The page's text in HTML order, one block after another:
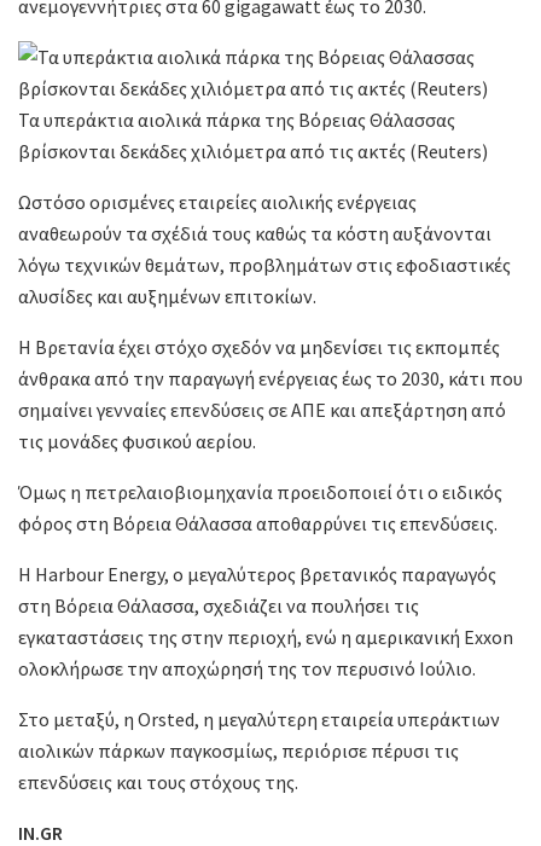
ανεμογεννήτριες στα 60 gigagawatt έως το 2030.
Τα υπεράκτια αιολικά πάρκα της Βόρειας Θάλασσας
βρίσκονται δεκάδες χιλιόμετρα από τις ακτές (Reuters)
Ωστόσο ορισμένες εταιρείες αιολικής ενέργειας
αναθεωρούν τα σχέδιά τους καθώς τα κόστη αυξάνονται
λόγω τεχνικών θεμάτων, προβλημάτων στις εφοδιαστικές
αλυσίδες και αυξημένων επιτοκίων.
Η Βρετανία έχει στόχο σχεδόν να μηδενίσει τις εκπομπές
άνθρακα από την παραγωγή ενέργειας έως το 2030, κάτι που
σημαίνει γενναίες επενδύσεις σε ΑΠΕ και απεξάρτηση από
τις μονάδες φυσικού αερίου.
Όμως η πετρελαιοβιομηχανία προειδοποιεί ότι ο ειδικός
φόρος στη Βόρεια Θάλασσα αποθαρρύνει τις επενδύσεις.
Η Harbour Energy, ο μεγαλύτερος βρετανικός παραγωγός
στη Βόρεια Θάλασσα, σχεδιάζει να πουλήσει τις
εγκαταστάσεις της στην περιοχή, ενώ η αμερικανική Exxon
ολοκλήρωσε την αποχώρησή της τον περυσινό Ιούλιο.
Στο μεταξύ, η Orsted, η μεγαλύτερη εταιρεία υπεράκτιων
αιολικών πάρκων παγκοσμίως, περιόρισε πέρυσι τις
επενδύσεις και τους στόχους της.
IN.GR